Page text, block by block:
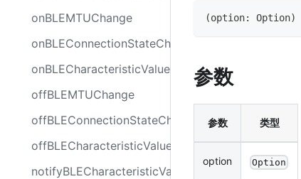
onBLEMTUChange
onBLEConnectionStateChange
onBLECharacteristicValueChange
offBLEMTUChange
offBLEConnectionStateChange
offBLECharacteristicValueChange
notifyBLECharacteristicValueChange
(option: Option)
参数
参数 类型
option Option